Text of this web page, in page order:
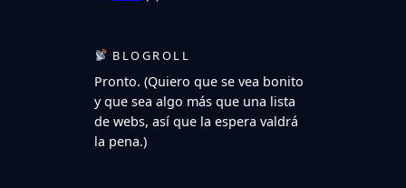
BLOGROLL
Pronto. (Quiero que se vea bonito
y que sea algo más que una lista
de webs, así que la espera valdrá
la pena.)